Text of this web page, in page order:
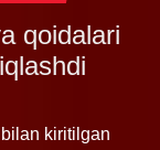
qoidalari
kiritilgan